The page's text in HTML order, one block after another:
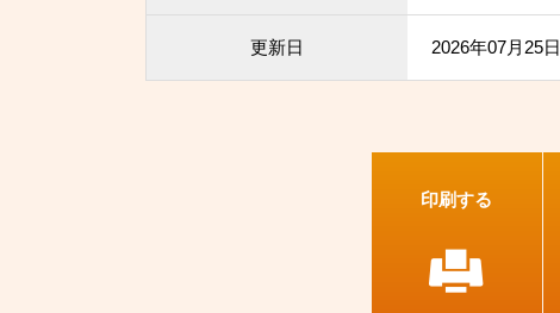
更新日 2026年07月25日
印刷する